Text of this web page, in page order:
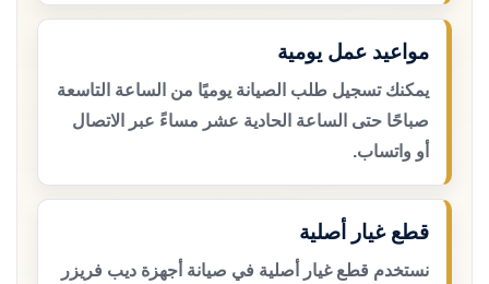
مواعيد عمل يومية
يمكنك تسجيل طلب الصيانة يوميًا من الساعة التاسعة
صباحًا حتى الساعة الحادية عشر مساءً عبر الاتصال
أو واتساب.
قطع غيار أصلية
نستخدم قطع غيار أصلية في صيانة أجهزة ديب فريزر